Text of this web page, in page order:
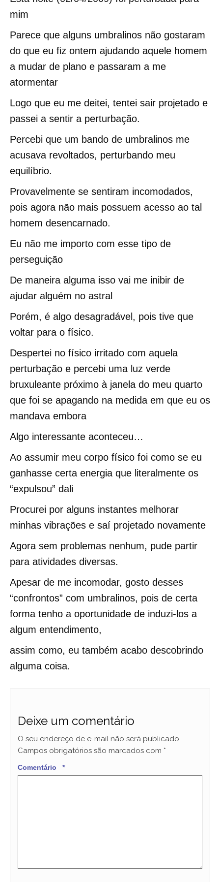
mim
Parece que alguns umbralinos não gostaram
do que eu fiz ontem ajudando aquele homem
a mudar de plano e passaram a me
atormentar
Logo que eu me deitei, tentei sair projetado e
passei a sentir a perturbação.
Percebi que um bando de umbralinos me
acusava revoltados, perturbando meu
equilíbrio.
Provavelmente se sentiram incomodados,
pois agora não mais possuem acesso ao tal
homem desencarnado.
Eu não me importo com esse tipo de
perseguição
De maneira alguma isso vai me inibir de
ajudar alguém no astral
Porém, é algo desagradável, pois tive que
voltar para o físico.
Despertei no físico irritado com aquela
perturbação e percebi uma luz verde
bruxuleante próximo à janela do meu quarto
que foi se apagando na medida em que eu os
mandava embora
Algo interessante aconteceu…
Ao assumir meu corpo físico foi como se eu
ganhasse certa energia que literalmente os
“expulsou” dali
Procurei por alguns instantes melhorar
minhas vibrações e saí projetado novamente
Agora sem problemas nenhum, pude partir
para atividades diversas.
Apesar de me incomodar, gosto desses
“confrontos” com umbralinos, pois de certa
forma tenho a oportunidade de induzi-los a
algum entendimento,
assim como, eu também acabo descobrindo
alguma coisa.
Deixe um comentário
O seu endereço de e-mail não será publicado.
Campos obrigatórios são marcados com *
Comentário*